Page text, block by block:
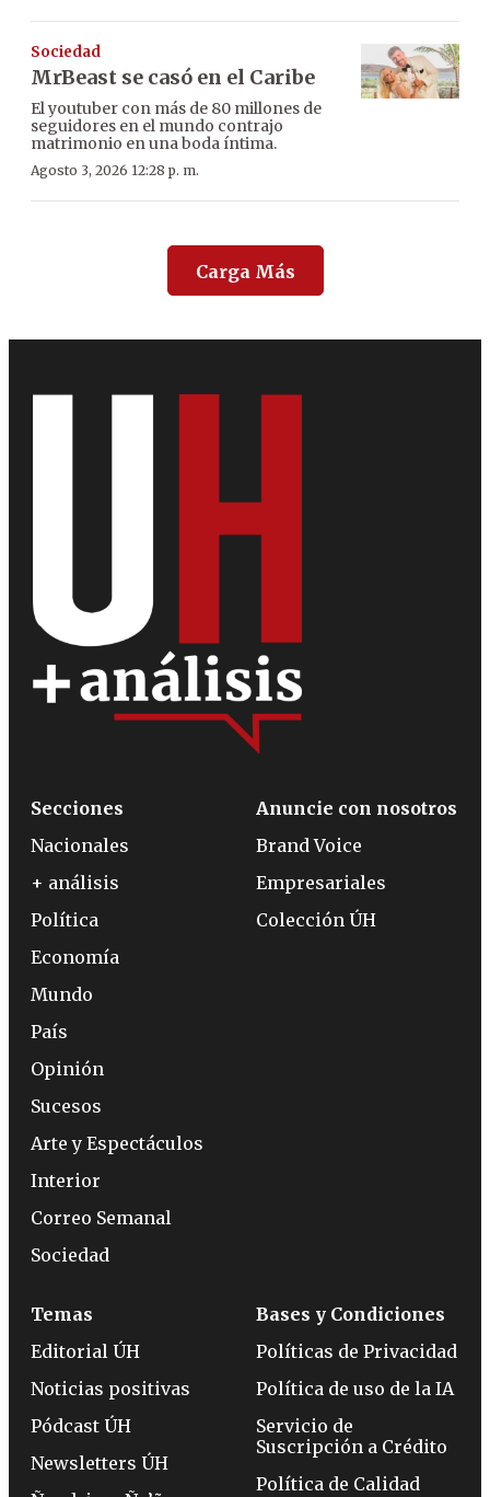
Sociedad
MrBeast se casó en el Caribe
El youtuber con más de 80 millones de
seguidores en el mundo contrajo
matrimonio en una boda íntima.
Agosto 3, 2026 12:28 p. m.
Carga Más
Secciones
Nacionales
+ análisis
Política
Economía
Mundo
País
Opinión
Sucesos
Arte y Espectáculos
Interior
Correo Semanal
Sociedad
Anuncie con nosotros
Brand Voice
Empresariales
Colección ÚH
Temas
Editorial ÚH
Noticias positivas
Pódcast ÚH
Newsletters ÚH
Bases y Condiciones
Políticas de Privacidad
Política de uso de la IA
Servicio de
Suscripción a Crédito
Política de Calidad